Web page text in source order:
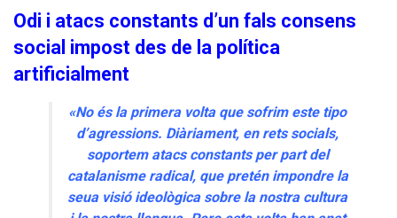
Odi i atacs constants d’un fals consens
social impost des de la política
artificialment
«No és la primera volta que sofrim este tipo
d’agressions. Diàriament, en rets socials,
soportem atacs constants per part del
catalanisme radical, que pretén impondre la
seua visió ideològica sobre la nostra cultura